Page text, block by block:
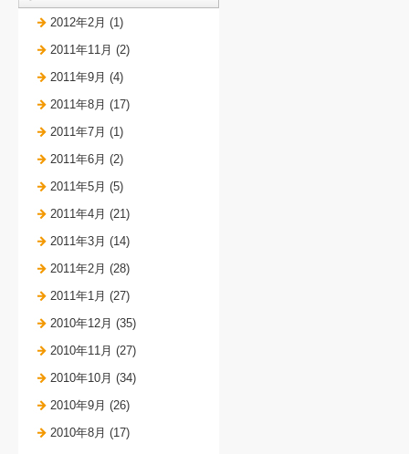
2012年2月 (1)
2011年11月 (2)
2011年9月 (4)
2011年8月 (17)
2011年7月 (1)
2011年6月 (2)
2011年5月 (5)
2011年4月 (21)
2011年3月 (14)
2011年2月 (28)
2011年1月 (27)
2010年12月 (35)
2010年11月 (27)
2010年10月 (34)
2010年9月 (26)
2010年8月 (17)